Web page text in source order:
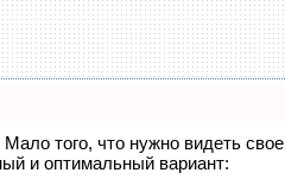
того, что нужно видеть свое
и оптимальный вариант: